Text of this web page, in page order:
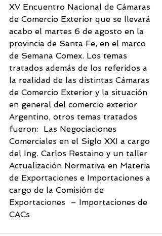
XV Encuentro Nacional de Cámaras
de Comercio Exterior que se llevará
acabo el martes 6 de agosto en la
provincia de Santa Fe, en el marco
de Semana Comex. Los temas
tratados además de los referidos a
la realidad de las distintas Cámaras
de Comercio Exterior y la situación
en general del comercio exterior
Argentino, otros temas tratados
fueron:  Las Negociaciones
Comerciales en el Siglo XXI a cargo
del Ing. Carlos Restaino y un taller
Actualización Normativa en Materia
de Exportaciones e Importaciones a
cargo de la Comisión de
Exportaciones  – Importaciones de
CACs